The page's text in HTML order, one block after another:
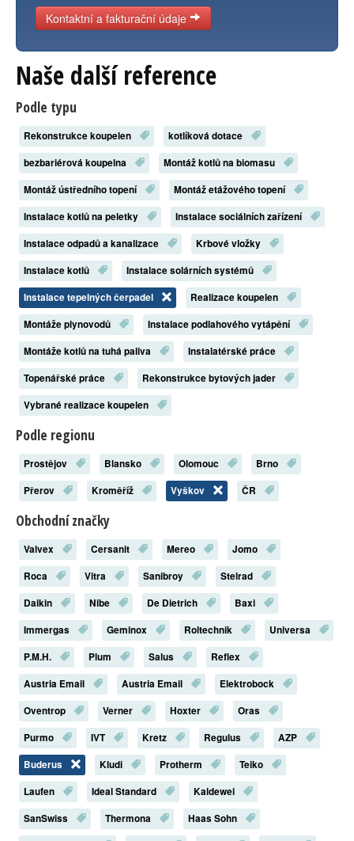
Kontaktní a fakturační údaje
Naše další reference
Podle typu
Rekonstrukce koupelen
kotlíková dotace
bezbariérová koupelna
Montáž kotlů na biomasu
Montáž ústředního topení
Montáž etážového topení
Instalace kotlů na peletky
Instalace sociálních zařízení
Instalace odpadů a kanalizace
Krbové vložky
Instalace kotlů
Instalace solárních systémů
Instalace tepelných čerpadel
Realizace koupelen
Montáže plynovodů
Instalace podlahového vytápění
Montáže kotlů na tuhá paliva
Instalatérské práce
Topenářské práce
Rekonstrukce bytových jader
Vybrané realizace koupelen
Podle regionu
Prostějov Blansko Olomouc
Brno
Přerov
Kroměříž Vyškov ČR
Obchodní značky
Valvex Cersanit Mereo
Jomo
Roca
Vitra Sanibroy
Stelrad
Daikin
Nibe De Dietrich
Baxi
Immergas
Geminox Roltechnik
Universa
P.M.H.
Plum Salus
Reflex
Austria Email
Austria Email
Elektrobock
Oventrop
Verner Hoxter
Oras
Purmo
IVT Kretz Regulus
AZP
Buderus
Kludi Protherm
Teiko
Laufen
Ideal Standard
Kaldewei
SanSwiss
Thermona
Haas Sohn